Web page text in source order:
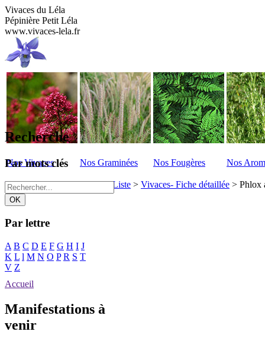
Vivaces du Léla
Pépinière Petit Léla
www.vivaces-lela.fr
Nos Vivaces Nos Graminées Nos Fougères Nos
Vivaces du Lela>Vivaces - Liste > Vivaces- Fiche détaillée > Phlox
Recherche
Par mots clés
Par lettre
A B C D E F G H I J
K L l M N O P R S T
V Z
Accueil
Manifestations à
venir